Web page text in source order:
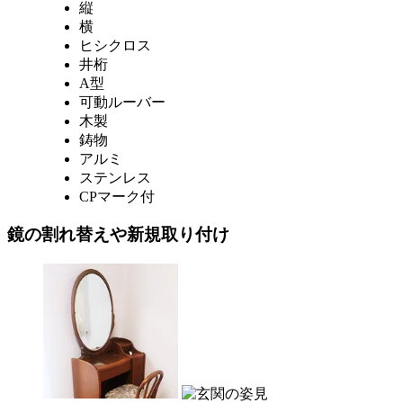
縦
横
ヒシクロス
井桁
A型
可動ルーバー
木製
鋳物
アルミ
ステンレス
CPマーク付
鏡の割れ替えや新規取り付け